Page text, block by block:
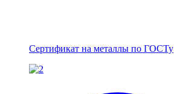
Сертификат на металлы по ГОСТу